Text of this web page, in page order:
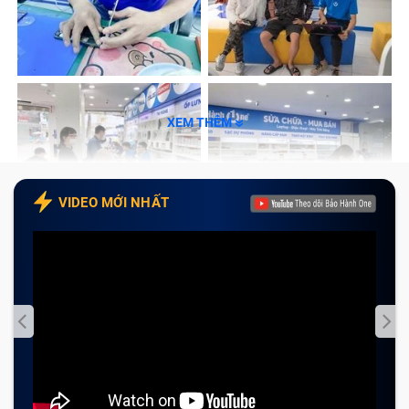
Xperia Xa1 Plus/ G3416/ G3412 tại Bảo Hành One
Cam kết với khách hàng khi thay camera điện
thoại Sau Sony Xperia Xa1 Plus/ G3416/ G3412 tại
Bảo Hành One
Tạm kết
Khi nào nên thay camera điện thoại
Sau Sony Xperia Xa1 Plus/ G3416/
G3412 khi bị hỏng sẽ ảnh hưởng đến chức năng chụp
ảnh. Vì vậy bạn sẽ gặp không ít khó khăn trong việc
XEM THÊM
VIDEO MỚI NHẤT